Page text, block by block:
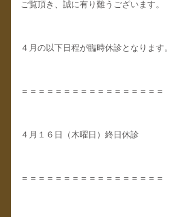
ご覧頂き、誠に有り難うございます。
４月の以下日程が臨時休診となります。
＝＝＝＝＝＝＝＝＝＝＝＝＝＝＝＝＝
４月１６日（木曜日）終日休診
＝＝＝＝＝＝＝＝＝＝＝＝＝＝＝＝＝